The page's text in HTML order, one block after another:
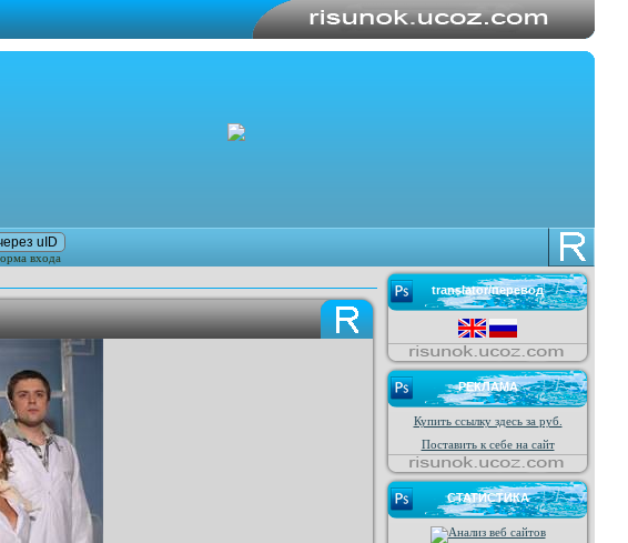
uID
входа
translator/перевод
РЕКЛАМА
Купить ссылку здесь за руб.
Поставить к себе на сайт
СТАТИСТИКА